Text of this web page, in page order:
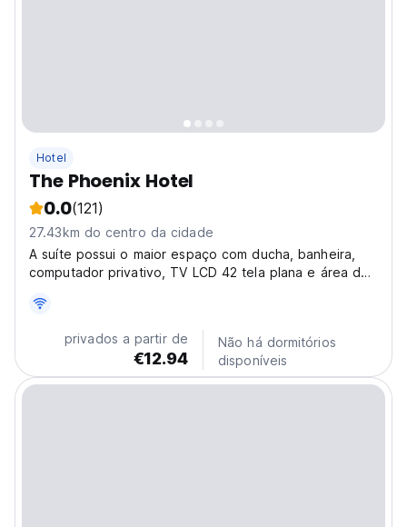
Hotel
The Phoenix Hotel
0.0(121)
27.43km do centro da cidade
A suíte possui o maior espaço com ducha, banheira,
computador privativo, TV LCD 42 tela plana e área de
privados a partir de
€12.94
Não há dormitórios
disponíveis